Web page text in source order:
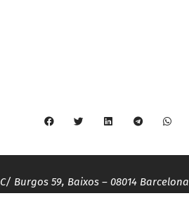
C/ Burgos 59, Baixos – 08014 Barcelona